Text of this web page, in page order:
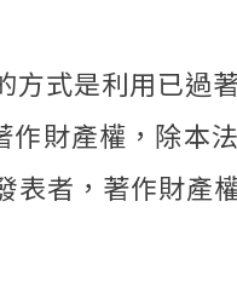
方式是利用已過
財產權，除本
表者，著作財產